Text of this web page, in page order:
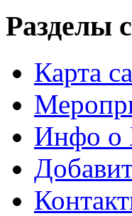
Разделы
Карта
Инфо о